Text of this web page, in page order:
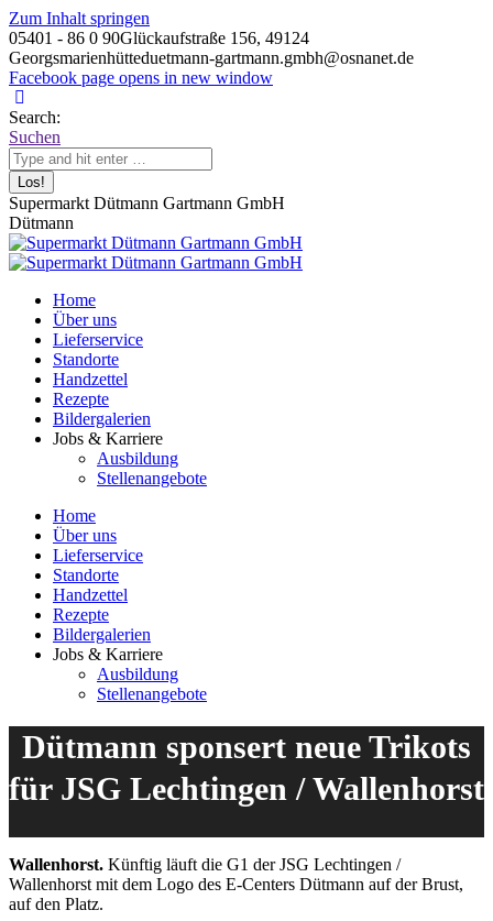
Zum Inhalt springen
05401 - 86 0 90Glückaufstraße 156, 49124
Georgsmarienhütteduetmann-gartmann.gmbh@osnanet.de
Facebook page opens in new window
Search:
Suchen
Supermarkt Dütmann Gartmann GmbH
Dütmann
Home
Über uns
Lieferservice
Standorte
Handzettel
Rezepte
Bildergalerien
Jobs & Karriere
Ausbildung
Stellenangebote
Home
Über uns
Lieferservice
Standorte
Handzettel
Rezepte
Bildergalerien
Jobs & Karriere
Ausbildung
Stellenangebote
Dütmann sponsert neue Trikots
für JSG Lechtingen / Wallenhorst
Wallenhorst. Künftig läuft die G1 der JSG Lechtingen /
Wallenhorst mit dem Logo des E-Centers Dütmann auf der Brust,
auf den Platz.